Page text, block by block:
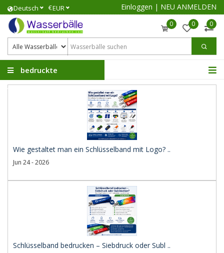
Deutsch €EUR Einloggen | NEU ANMELDEN
0 0 0
bedruckte
Wasserbälle
Wie gestaltet man ein Schlüsselband mit Logo? ..
Jun 24 - 2026
Schlüsselband bedrucken – Siebdruck oder Subl ..